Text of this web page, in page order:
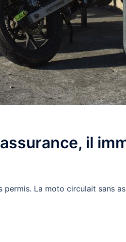
il
La moto circulait sans